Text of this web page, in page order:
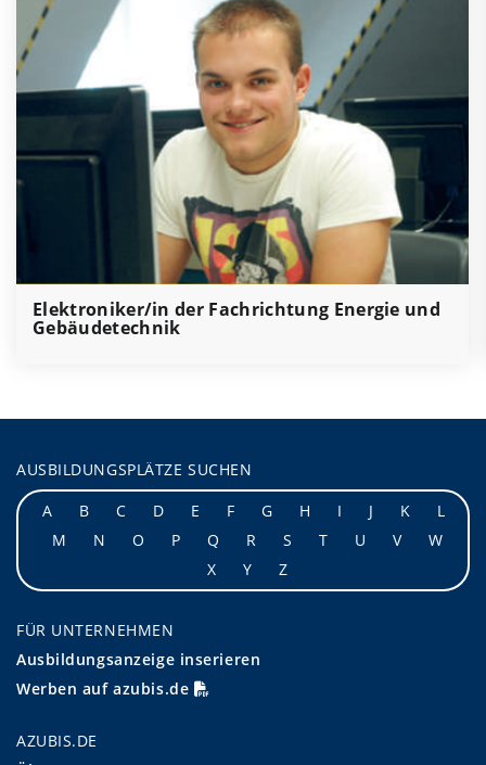
Elektroniker/in der Fachrichtung Energie und
Gebäudetechnik
AUSBILDUNGSPLÄTZE SUCHEN
A
B C D E F G H I J K
L
M
N O P Q R S T U V
W
X
Y Z
FÜR UNTERNEHMEN
Ausbildungsanzeige inserieren
Werben auf azubis.de
AZUBIS.DE